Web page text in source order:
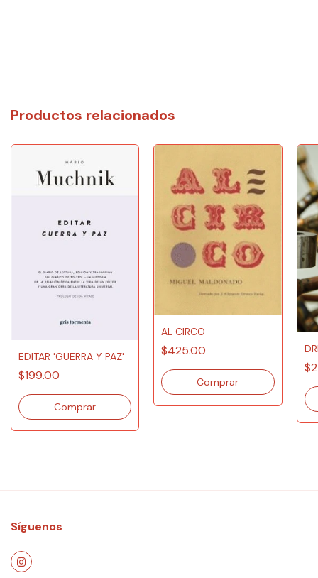
Productos relacionados
EDITAR 'GUERRA Y PAZ'
$199.00
AL CIRCO
$425.00
Síguenos